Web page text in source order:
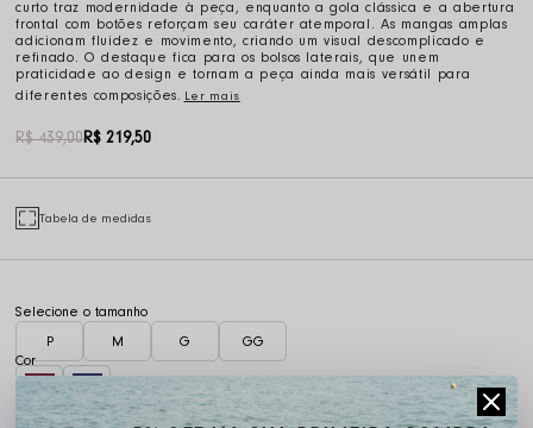
curto traz modernidade à peça, enquanto a gola clássica e a abertura
frontal com botões reforçam seu caráter atemporal. As mangas amplas
adicionam fluidez e movimento, criando um visual descomplicado e
refinado. O destaque fica para os bolsos laterais, que unem
praticidade ao design e tornam a peça ainda mais versátil para
diferentes composições. Ler mais
R$ 439,00R$ 219,50
Tabela de medidas
P M G GG